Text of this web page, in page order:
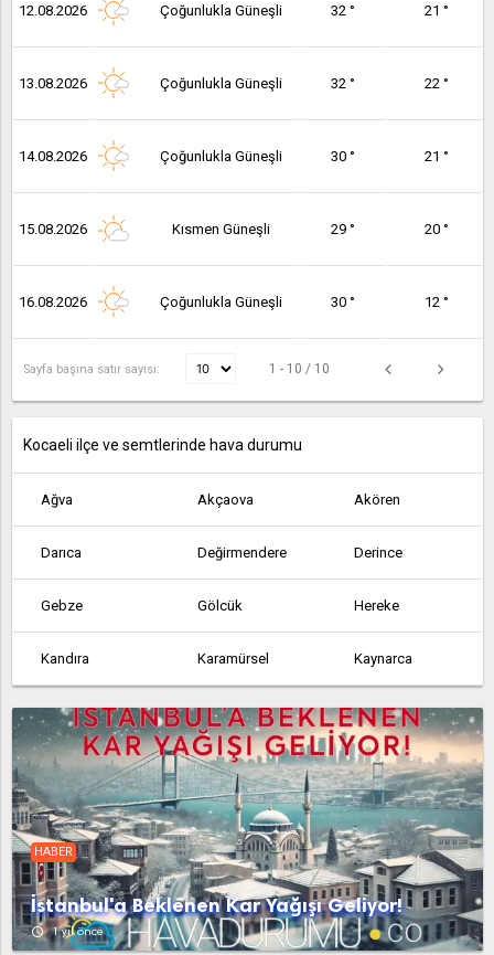
12.08.2026 Çoğunlukla Güneşli 32 ° 21 °
13.08.2026 Çoğunlukla Güneşli 32 ° 22 °
14.08.2026 Çoğunlukla Güneşli 30 ° 21 °
15.08.2026 Kısmen Güneşli 29 ° 20 °
16.08.2026 Çoğunlukla Güneşli 30 ° 12 °
Sayfa başına satır sayısı: 1 - 10 / 10
Kocaeli ilçe ve semtlerinde hava durumu
Ağva Akçaova Akören
Darıca Değirmendere Derince
Gebze Gölcük Hereke
Kandıra Karamürsel Kaynarca
Körfez Mollafenari Sapanca
Yarımca
HABER
İstanbul'a Beklenen Kar Yağışı Geliyor!
access_time 1 yıl önce